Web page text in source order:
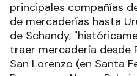
principales compañías
de mercaderías hasta
de Schandy,
traer mercadería desde
San Lorenzo (en Santa